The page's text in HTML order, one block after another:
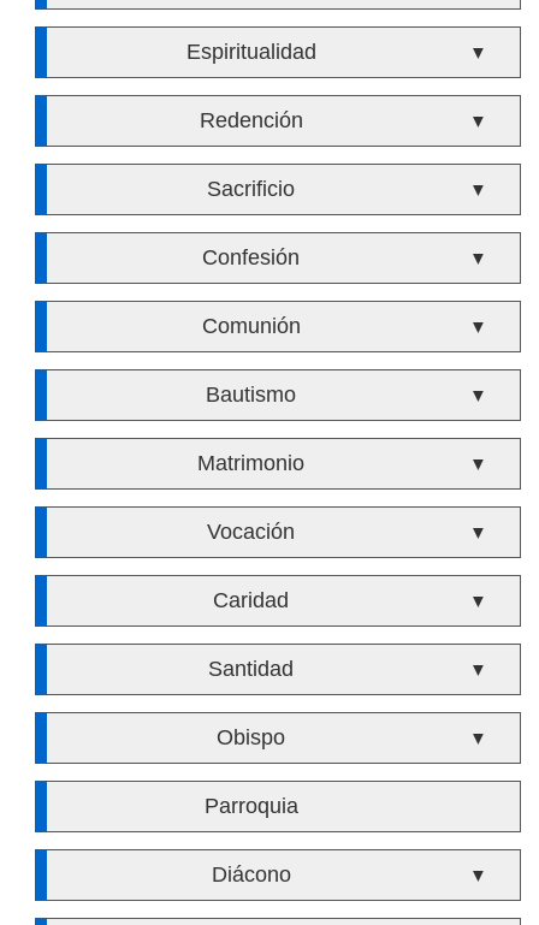
Espiritualidad ▼
Redención ▼
Sacrificio ▼
Confesión ▼
Comunión ▼
Bautismo ▼
Matrimonio ▼
Vocación ▼
Caridad ▼
Santidad ▼
Obispo ▼
Parroquia
Diácono ▼